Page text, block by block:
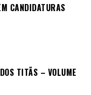
CANDIDATURAS
TITÃS – VOLUME